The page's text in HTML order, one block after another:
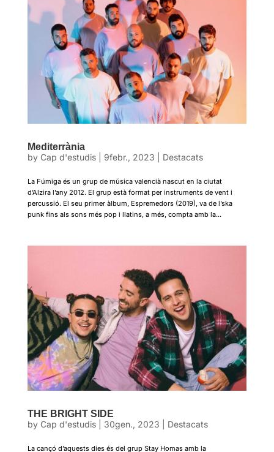
Mediterrània
by Cap d'estudis| 9febr., 2023 Destacats
La Fúmiga és un grup de música valencià nascut en la ciutat
d’Alzira l’any 2012. El grup està format per instruments de vent i
percussió. El seu primer àlbum, Espremedors (2019), va de l’ska
punk fins als sons més pop i llatins, a més, compta amb la...
THE BRIGHT SIDE
by Cap d'estudis| 30gen., 2023 Destacats
La cançó d’aquests dies és del grup Stay Homas amb la